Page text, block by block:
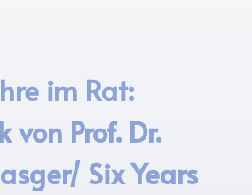
im Rat:
von Prof. Dr.
Six Years